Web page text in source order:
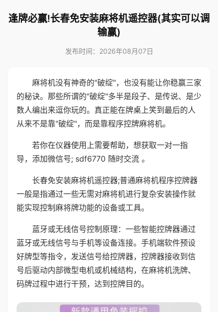
逢牌必赢!长春免安装麻将机遥控器(其实可以调
输赢)
发布时间：2026年08月07日
麻将机没有神奇的"破绽"，也没有能让你稳赢三家
的秘诀。那些所谓的"破绽"多半是段子、是传说、是少
数人编出来逗你玩的。真正能在牌桌上笑到最后的人
从来不是靠"破绽"，而是靠程序控牌麻将机。
若你在仪器使用上需要帮助，想获取一对一指
导，添加微信号; sdf6770 随时交流 。
长春免安装麻将机遥控器;普通麻将机程序控牌器
一般是指通过一些无需对麻将机进行复杂安装操作就
能实现控制麻将牌功能的设备或工具。
蓝牙或无线信号控制原理：一些智能控牌器通过
蓝牙或无线信号与手机等设备连接。手机端软件预设
好牌型等指令，发送信号给控牌器，控牌器接收到信
号后驱动内部微型电机或机械结构，在麻将机洗牌、
码牌过程中进行干预，达到控牌目的。